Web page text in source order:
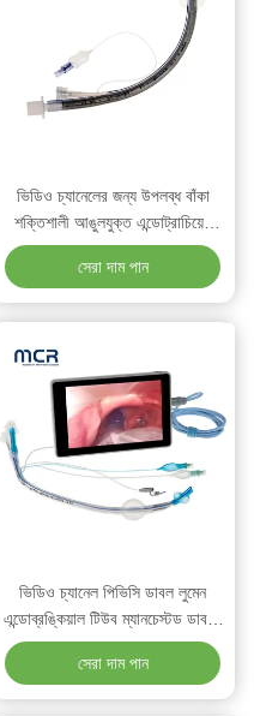
ভিডিও চ্যানেলের জন্য উপলব্ধ বাঁকা
শক্তিশালী আঙুলযুক্ত এন্ডোট্রাচিয়েল
টিউব
সেরা দাম পান
ভিডিও চ্যানেল পিভিসি ডাবল লুমেন
এন্ডোব্রঙ্কিয়াল টিউব ম্যানচেস্টড ডাবল-
লুমেন ইটিটি
সেরা দাম পান